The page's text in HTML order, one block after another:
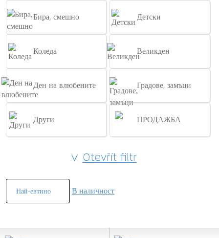
Бира, смешно Детски
Коледа Великден
Ден на влюбените Градове, замъци
Други ПРОДАЖБА
Otevřít filtr
В наличност